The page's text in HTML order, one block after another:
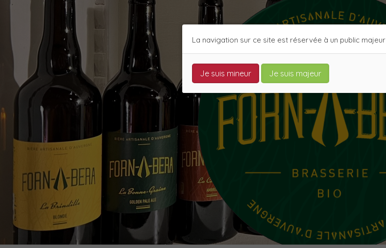
La navigation sur ce site est réservée à un public majeur
Je suis mineur Je suis majeur